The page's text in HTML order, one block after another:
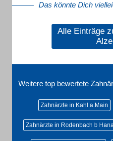
Das könnte Dich
Alle Einträge
Weitere top bewertete
Zahnärzte in Kahl a.Main
Zahnärzte in Rodenbach b